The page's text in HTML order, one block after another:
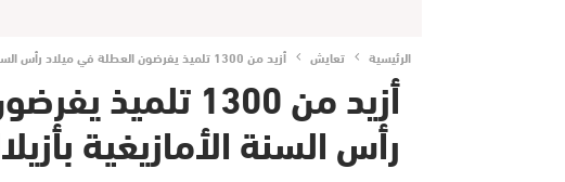
الرئيسية تعايش أزيد من 1300 تلميذ يفرضون العطلة في ميلاد رأس السنة الأمازيغية بأزيلال
أزيد من 1300
رأس السنة الأمازيغية